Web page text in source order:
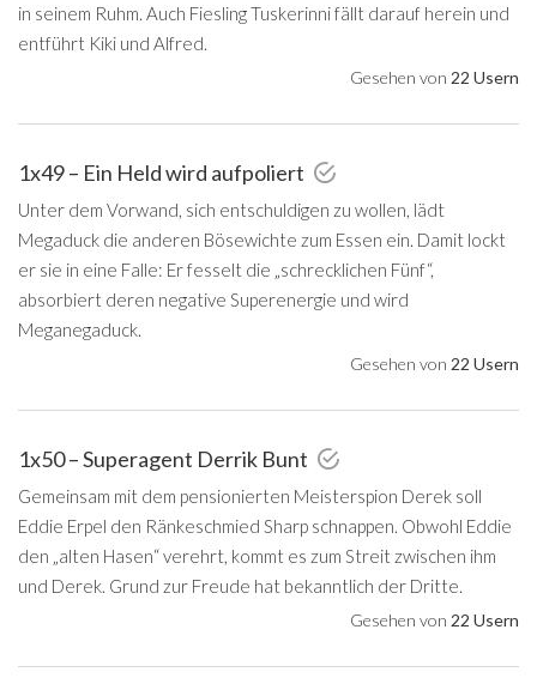
in seinem Ruhm. Auch Fiesling Tuskerinni fällt darauf herein und
entführt Kiki und Alfred.
Gesehen von 22 Usern
1x49 – Ein Held wird aufpoliert
Unter dem Vorwand, sich entschuldigen zu wollen, lädt
Megaduck die anderen Bösewichte zum Essen ein. Damit lockt
er sie in eine Falle: Er fesselt die „schrecklichen Fünf“,
absorbiert deren negative Superenergie und wird
Meganegaduck.
Gesehen von 22 Usern
1x50 – Superagent Derrik Bunt
Gemeinsam mit dem pensionierten Meisterspion Derek soll
Eddie Erpel den Ränkeschmied Sharp schnappen. Obwohl Eddie
den „alten Hasen“ verehrt, kommt es zum Streit zwischen ihm
und Derek. Grund zur Freude hat bekanntlich der Dritte.
Gesehen von 22 Usern